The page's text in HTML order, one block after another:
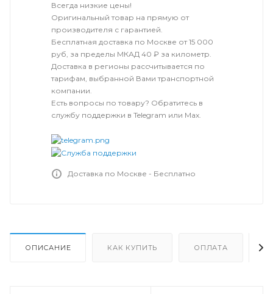
Всегда низкие цены!
Оригинальный товар на прямую от
производителя с гарантией.
Бесплатная доставка по Москве от 15 000
руб, за пределы МКАД 40 ₽ за километр.
Доставка в регионы рассчитывается по
тарифам, выбранной Вами транспортной
компании.
Есть вопросы по товару? Обратитесь в
службу поддержки в Telegram или Max.
Доставка по Москве - Бесплатно
ОПИСАНИЕ КАК КУПИТЬ ОПЛАТА